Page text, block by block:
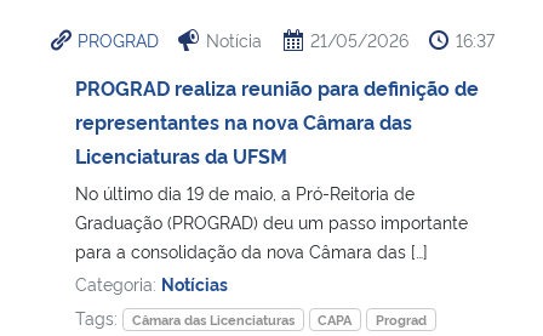
PROGRAD Notícia 21/05/2026 16:37
PROGRAD realiza reunião para definição de
representantes na nova Câmara das
Licenciaturas da UFSM
No último dia 19 de maio, a Pró-Reitoria de
Graduação (PROGRAD) deu um passo importante
para a consolidação da nova Câmara das […]
Categoria: Notícias
Tags:
Câmara das Licenciaturas CAPA
Prograd